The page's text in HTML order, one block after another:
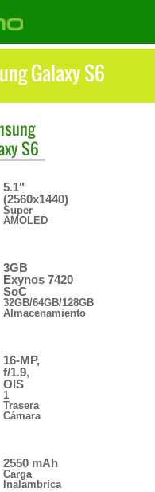
Galaxy S6
S6
5.1"
(2560x1440)
Super
AMOLED
3GB
Exynos 7420
SoC
32GB/64GB/128GB
Almacenamiento
16-MP,
f/1.9,
OIS
1
Trasera
Cámara
2550 mAh
Carga
Inalambrica